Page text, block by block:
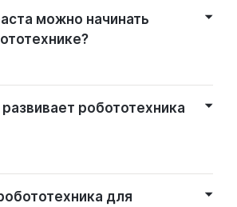
можно начинать
робототехника
для